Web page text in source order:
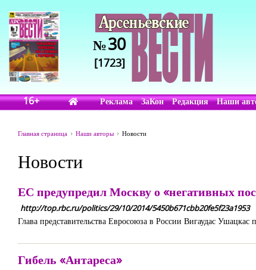
№30
[1723]
16+ Реклама ЗаКон Редакция Наши
Главная страница Наши авторы Новости
Новости
ЕС предупредил Москву о «негативных
http://top.rbc.ru/politics/29/10/2014/5450b671cbb20fe5f23a1953
Глава представительства Евросоюза в России Вигаудас
Гибель «Антареса»